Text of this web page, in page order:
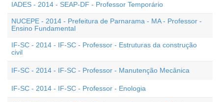
IADES - 2014 - SEAP-DF - Professor Temporário
NUCEPE - 2014 - Prefeitura de Parnarama - MA - Professor -
Ensino Fundamental
IF-SC - 2014 - IF-SC - Professor - Estruturas da construção
civil
IF-SC - 2014 - IF-SC - Professor - Manutenção Mecânica
IF-SC - 2014 - IF-SC - Professor - Enologia